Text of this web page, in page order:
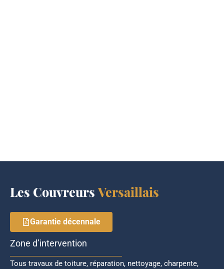
Les CouvreursVersaillais
Garantie décennale
Zone d’intervention
Tous travaux de toiture, réparation, nettoyage, charpente,